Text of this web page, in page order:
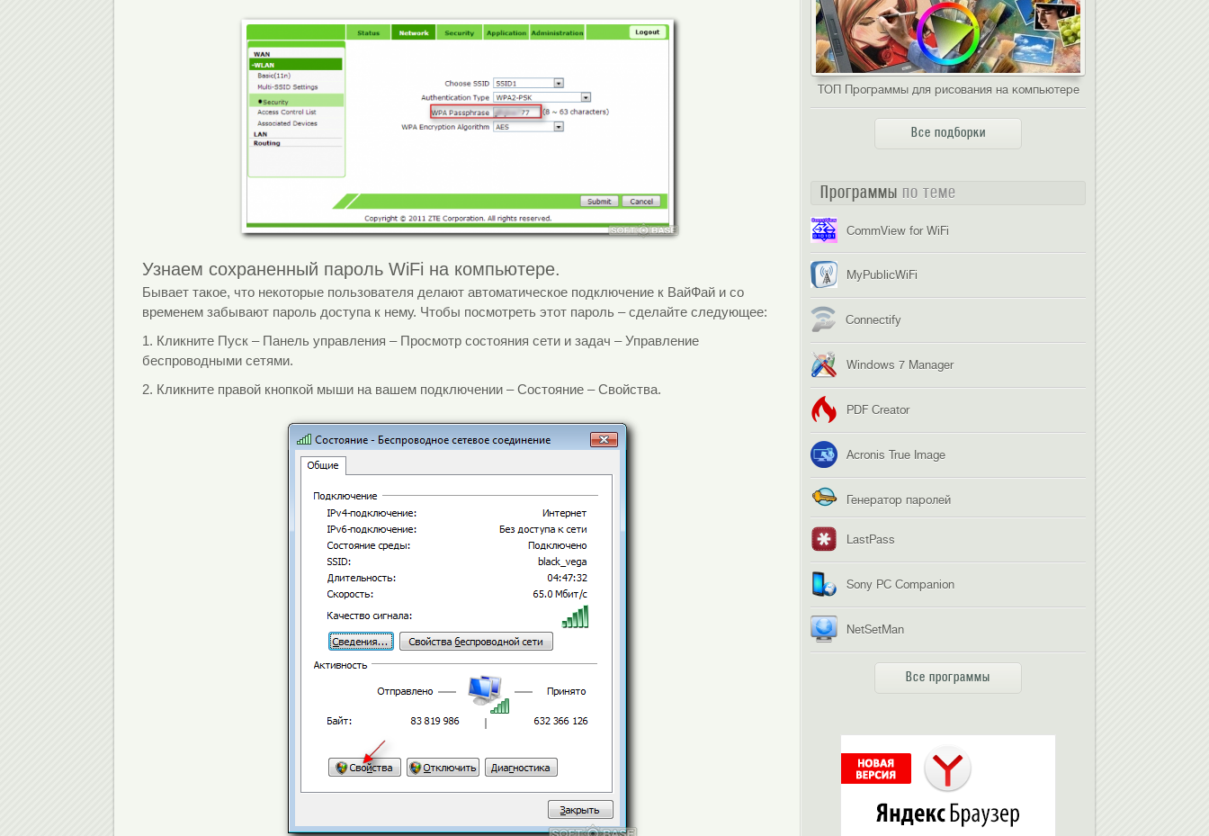
Узнаем сохраненный пароль WiFi на компьютере.
Бывает такое, что некоторые пользователя делают автоматическое подключение к ВайФай и со
временем забывают пароль доступа к нему. Чтобы посмотреть этот пароль – сделайте следующее:
1. Кликните Пуск – Панель управления – Просмотр состояния сети и задач – Управление
беспроводными сетями.
2. Кликните правой кнопкой мыши на вашем подключении – Состояние – Свойства.
ТОП Программы для рисования на компьютере
Все подборки
Программы по теме
CommView for WiFi
MyPublicWiFi
Connectify
Windows 7 Manager
PDF Creator
Acronis True Image
Генератор паролей
LastPass
Sony PC Companion
NetSetMan
Все программы